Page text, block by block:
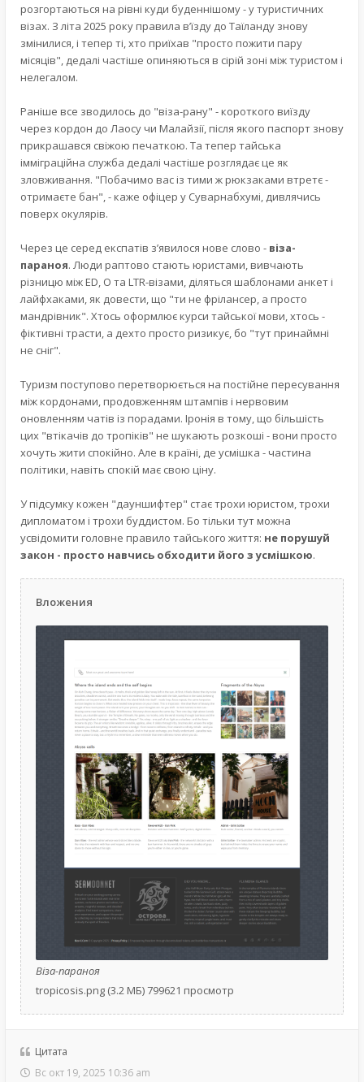
розгортаються на рівні куди буденнішому - у туристичних
візах. З літа 2025 року правила в’їзду до Таїланду знову
змінилися, і тепер ті, хто приїхав "просто пожити пару
місяців", дедалі частіше опиняються в сірій зоні між туристом і
нелегалом.
Раніше все зводилось до "віза-рану" - короткого виїзду
через кордон до Лаосу чи Малайзії, після якого паспорт знову
прикрашався свіжою печаткою. Та тепер тайська
імміграційна служба дедалі частіше розглядає це як
зловживання. "Побачимо вас із тими ж рюкзаками втретє -
отримаєте бан", - каже офіцер у Суварнабхумі, дивлячись
поверх окулярів.
Через це серед експатів з’явилося нове слово - віза-
параноя. Люди раптово стають юристами, вивчають
різницю між ED, O та LTR-візами, діляться шаблонами анкет і
лайфхаками, як довести, що "ти не фрілансер, а просто
мандрівник". Хтось оформлює курси тайської мови, хтось -
фіктивні трасти, а дехто просто ризикує, бо "тут принаймні
не сніг".
Туризм поступово перетворюється на постійне пересування
між кордонами, продовженням штампів і нервовим
оновленням чатів із порадами. Іронія в тому, що більшість
цих "втікачів до тропіків" не шукають розкоші - вони просто
хочуть жити спокійно. Але в країні, де усмішка - частина
політики, навіть спокій має свою ціну.
У підсумку кожен "дауншифтер" стає трохи юристом, трохи
дипломатoм і трохи буддистом. Бо тільки тут можна
усвідомити головне правило тайського життя: не порушуй
закон - просто навчись обходити його з усмішкою.
Вложения
Віза-параноя
tropicosis.png (3.2 МБ) 799621 просмотр
Цитата
Вс окт 19, 2025 10:36 am